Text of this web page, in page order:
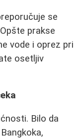
se
prakse
vode i oprez pri
osetljiv
Bilo da